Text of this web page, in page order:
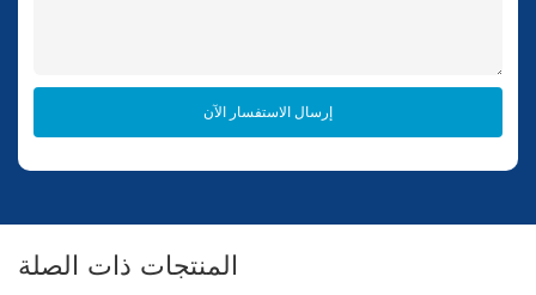
إرسال الاستفسار الآن
المنتجات ذات الصلة